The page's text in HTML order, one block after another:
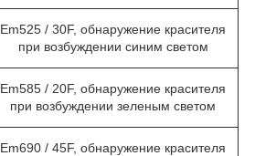
Em525 / 30F, обнаружение красителя
при возбуждении синим светом
Em585 / 20F, обнаружение красителя
при возбуждении зеленым светом
Em690 / 45F, обнаружение красителя